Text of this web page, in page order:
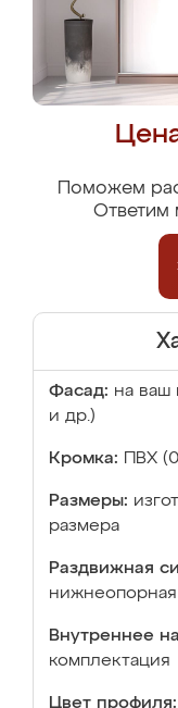
Поможем
Ответим
Фасад: на ваш
и др.)
Кромка: ПВХ
Размеры:
размера
Раздвижная
нижнеопорная
Внутреннее
комплектация
Цвет профиля: